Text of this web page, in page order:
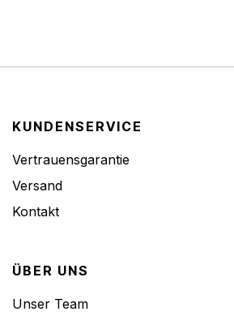
KUNDENSERVICE
Vertrauensgarantie
Versand
Kontakt
ÜBER UNS
Unser Team